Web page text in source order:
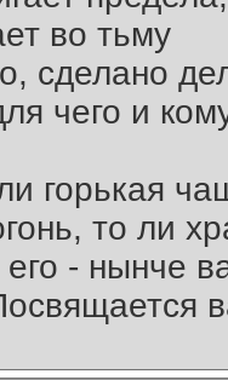
во тьму
сделано
чего и
горькая
то ли
- нынче